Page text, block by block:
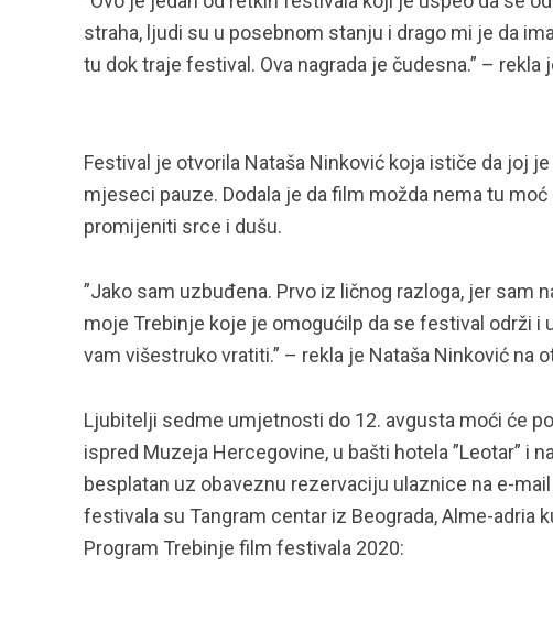
straha, ljudi su u posebnom stanju i drago mi je da
tu dok traje festival. Ova nagrada je čudesna.” – rekla
Festival je otvorila Nataša Ninković koja ističe da joj
mjeseci pauze. Dodala je da film možda nema tu
promijeniti srce i dušu.
”Jako sam uzbuđena. Prvo iz ličnog razloga, jer sam
moje Trebinje koje je omogućilp da se festival održi i
vam višestruko vratiti.” – rekla je Nataša Ninković na
Ljubitelji sedme umjetnosti do 12. avgusta moći će
ispred Muzeja Hercegovine, u bašti hotela ”Leotar” i
besplatan uz obaveznu rezervaciju ulaznice na e-
festivala su Tangram centar iz Beograda, Alme-adria
Program Trebinje film festivala 2020: